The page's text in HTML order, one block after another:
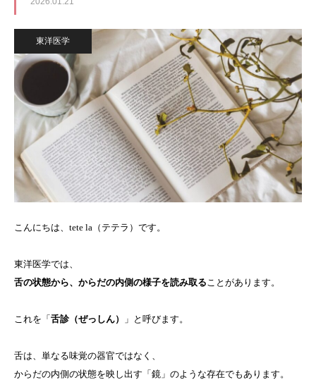
東洋医学
こんにちは、tete la（テテラ）です。
東洋医学では、
舌の状態から、からだの内側の様子を読み取る ことがあります。
これを「 舌診（ぜっしん） 」と呼びます。
舌は、単なる味覚の器官ではなく、
からだの内側の状態を映し出す「鏡」のような存在でもあります。